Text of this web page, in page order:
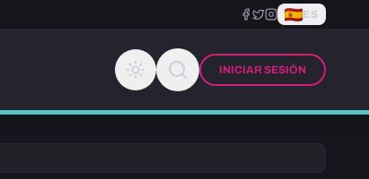
ES
INICIAR SESIÓN